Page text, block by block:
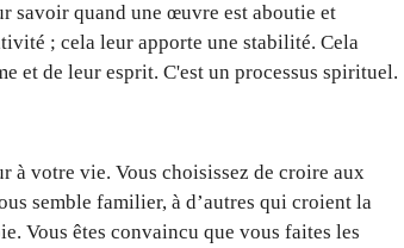
savoir quand une œuvre est aboutie et
; cela leur apporte une stabilité. Cela
et de leur esprit. C'est un processus spirituel.
à votre vie. Vous choisissez de croire aux
semble familier, à d’autres qui croient la
Vous êtes convaincu que vous faites les